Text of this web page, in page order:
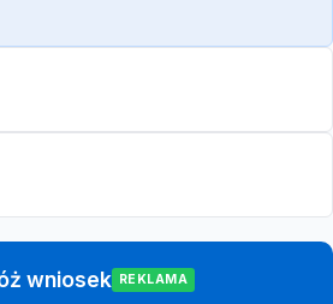
wniosek REKLAMA